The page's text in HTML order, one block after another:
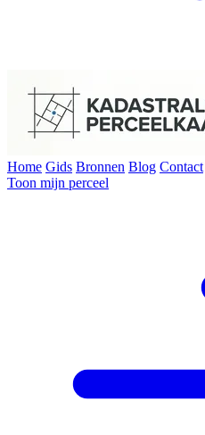
Home Gids Bronnen Blog Contact
Toon mijn perceel